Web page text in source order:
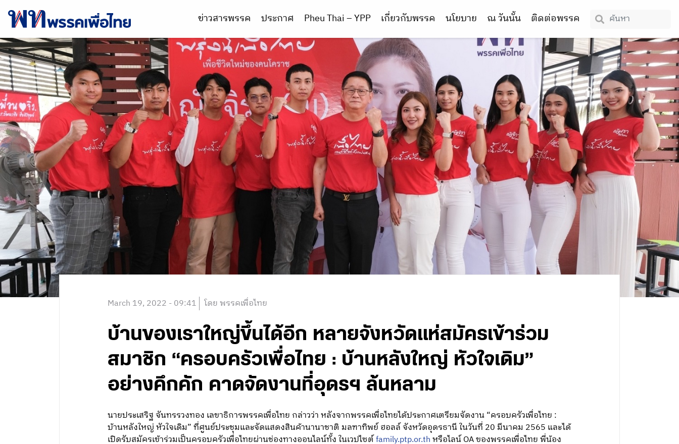
ข่าวสารพรรค ประกาศ Pheu Thai – YPP เกี่ยวกับพรรค นโยบาย ณ วันนั้น ติดต่อพรรค
March 19, 2022 - 09:41 โดย พรรคเพื่อไทย
บ้านของเราใหญ่ขึ้นได้อีก หลายจังหวัดแห่สมัครเข้าร่วม
สมาชิก “ครอบครัวเพื่อไทย : บ้านหลังใหญ่ หัวใจเดิม”
อย่างคึกคัก คาดจัดงานที่อุดรฯ ล้นหลาม
นายประเสริฐ จันทรรวงทอง เลขาธิการพรรคเพื่อไทย กล่าวว่า หลังจากพรรคเพื่อไทยได้ประกาศเตรียมจัดงาน “ครอบครัวเพื่อไทย :
บ้านหลังใหญ่ หัวใจเดิม” ที่ศูนย์ประชุมและจัดแสดงสินค้านานาชาติ มลฑาทิพย์ ฮอลล์ จังหวัดอุดรธานี ในวันที่ 20 มีนาคม 2565 และได้
เปิดรับสมัครเข้าร่วมเป็นครอบครัวเพื่อไทยผ่านช่องทางออนไลน์ทั้ง ในเวปไซต์family.ptp.or.thหรือไลน์ OA ของพรรคเพื่อไทย พี่น้อง